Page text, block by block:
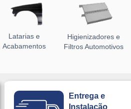
Latarias e
Acabamentos
Higienizadores e
Filtros Automotivos
Entrega e
Instalação